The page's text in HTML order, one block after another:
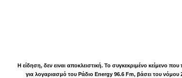
Η είδηση, δεν ειναι αποκλειστική. Το συγκεκριμένο κείμενο
για λογαριασμό του Ράδιο Energy 96.6 Fm, βάσει του νόμου